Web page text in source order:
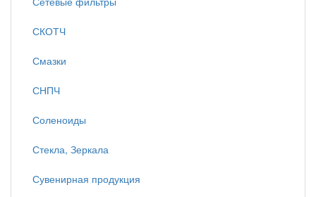
СКОТЧ
Смазки
СНПЧ
Соленоиды
Стекла, Зеркала
Сувенирная продукция